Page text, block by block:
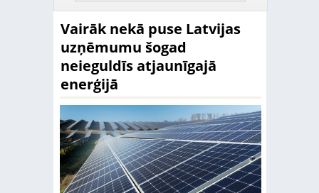
Vairāk nekā puse Latvijas
uzņēmumu šogad
neieguldīs atjaunīgajā
enerģijā